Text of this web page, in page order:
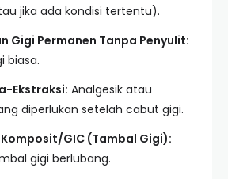
jika ada kondisi tertentu).
Gigi Permanen Tanpa Penyulit:
biasa.
Ekstraksi: Analgesik atau
diperlukan setelah cabut gigi.
GIC (Tambal Gigi):
gigi berlubang.